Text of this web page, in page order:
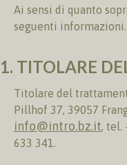
Ai sensi di quanto
seguenti informazioni.
1. TITOLARE
Titolare del
Pillhof 37, 39057
info@intro.bz.it, tel.
633 341.